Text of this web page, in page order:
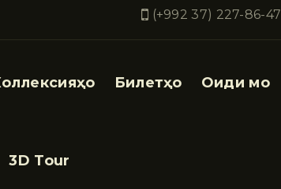
(+992 37) 227-86-47
Билетҳо Оиди мо
3D Tour